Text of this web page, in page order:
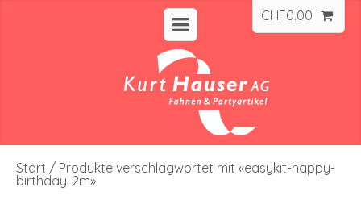
CHF0.00
Start / Produkte verschlagwortet mit «easykit-happy-
birthday-2m»